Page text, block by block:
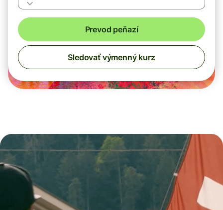
Prevod peňazí
Sledovať výmenný kurz